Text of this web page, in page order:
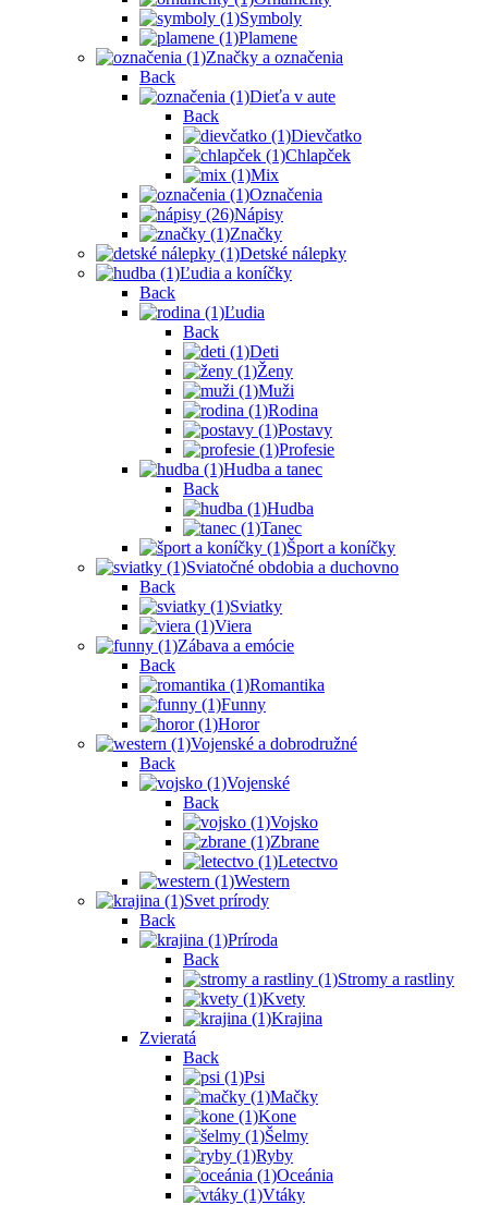
Symboly
Plamene
Značky a označenia
Back
Dieťa v aute
Back
Dievčatko
Chlapček
Mix
Označenia
Nápisy
Značky
Detské nálepky
Ľudia a koníčky
Back
Ľudia
Back
Deti
Ženy
Muži
Rodina
Postavy
Profesie
Hudba a tanec
Back
Hudba
Tanec
Šport a koníčky
Sviatočné obdobia a duchovno
Back
Sviatky
Viera
Zábava a emócie
Back
Romantika
Funny
Horor
Vojenské a dobrodružné
Back
Vojenské
Back
Vojsko
Zbrane
Letectvo
Western
Svet prírody
Back
Príroda
Back
Stromy a rastliny
Kvety
Krajina
Zvieratá
Back
Psi
Mačky
Kone
Šelmy
Ryby
Oceánia
Vtáky